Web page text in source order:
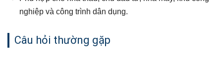
nghiệp và công trình dân dụng.
Câu hỏi thường gặp